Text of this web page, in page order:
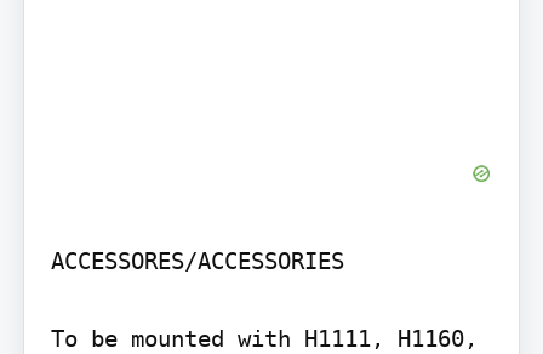
ACCESSORES/ACCESSORIES
To be mounted with H1111, H1160,